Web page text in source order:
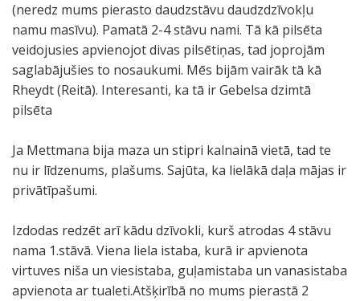
(neredz mums pierasto daudzstāvu daudzdzīvokļu
namu masīvu). Pamatā 2-4 stāvu nami. Tā kā pilsēta
veidojusies apvienojot divas pilsētiņas, tad joprojām
saglabājušies to nosaukumi. Mēs bijām vairāk tā kā
Rheydt (Reitā). Interesanti, ka tā ir Gebelsa dzimtā
pilsēta
Ja Mettmana bija maza un stipri kalnainā vietā, tad te
nu ir līdzenums, plašums. Sajūta, ka lielākā daļa mājas ir
privātīpašumi.
Izdodas redzēt arī kādu dzīvokli, kurš atrodas 4 stāvu
nama 1.stāvā. Viena liela istaba, kurā ir apvienota
virtuves niša un viesistaba, guļamistaba un vanasistaba
apvienota ar tualeti.Atšķirībā no mums pierastā 2